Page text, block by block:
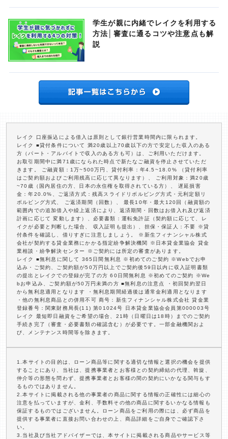
学生が親に内緒でレイクを利用する
方法│審査に通るコツや注意点も解
説
レイク 口座振込による借入は原則として銀行営業時間内に限られます。
レイク ■貸付条件について 満20歳以上70歳以下の方で安定した収入のある
方（パート・アルバイトで収入のある方も可）は、ご利用いただけます。
お取引期間中に満71歳になられた時点で新たなご融資を停止させていただ
きます。 ご融資額：1万~500万円、貸付利率：年4.5~18.0% （貸付利率
はご契約額およびご利用残高に応じて異なります）、 ご利用対象：満20歳
~70歳（国内居住の方、日本の永住権を取得されている方）、 遅延損害
金：年20.0%、ご返済方式：残高スライドリボルビング方式・元利定額リ
ボルビング方式、 ご返済期間（回数）、 最長10年・最大120回（融資額の
範囲内での追加借入や繰上返済により、返済期間・回数はお借入れ及び返済
計画に応じて 変動します）、必要書類：運転免許証（契約額に応じて、レ
イクが必要と判断した場合、 収入証明も提出）、担保・保証人：不要 ※貸
付条件を確認し、借りすぎに注意しましょう。 ※新生フィナンシャル株式
会社が契約する貸金業務にかかる指定紛争解決機関 ※日本貸金業協会 貸金
業相談・紛争解決センター ※ご契約には所定の審査があります。
レイク ■無利息に関して 365日間無利息 ※初めてのご契約 ※Webでお申
込み・ご契約、ご契約額が50万円以上でご契約後59日以内に収入証明書類
の提出とレイクでの登録が完了の方 60日間無利息 ※初めてのご契約 ※We
bお申込み、ご契約額が50万円未満の方 ■無利息の注意点 ・初回契約翌日
から無利息適用となります ・無利息期間経過後は通常金利適用となります
・他の無利息商品との併用不可 商号：新生フィナンシャル株式会社 貸金業
登録番号：関東財務局長(11) 第01024号 日本貸金業協会会員第000003号
レイク 最短即日融資をご希望の場合、21時（日曜日は18時）までのご契約
手続き完了（審査・必要書類の確認含む）が必要です。一部金融機関およ
び、メンテナンス時間等を除きます。
1.本サイトの目的は、ローン商品等に関する適切な情報と選択の機会を提供
することにあり、当社は、提携事業者とお客様との契約締結の代理、斡旋、
仲介等の形態を問わず、提携事業者とお客様の間の契約にいかなる関与もす
るものではありません。
2.本サイトに掲載される他の事業者の商品に関する情報の正確性には細心の
注意を払っていますが、金利、手数料その他の商品に関するいかなる情報も
保証するものではございません。ローン商品をご利用の際には、必ず商品を
提供する事業者に直接お問い合わせの上、商品詳細をご自身でご確認下さ
い。
3.当社及び当社アドバイザーでは、本サイトに掲載される商品やサービス等